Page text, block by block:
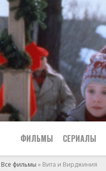
ФИЛЬМЫ СЕРИАЛЫ
Все фильмы » Вита и Вирджиния